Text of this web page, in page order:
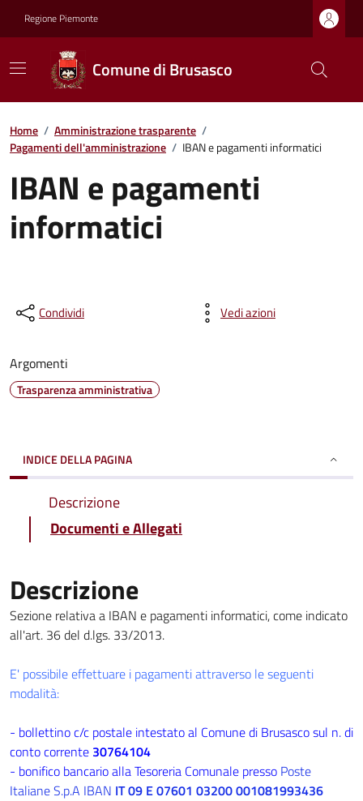
Regione Piemonte
Comune di Brusasco
Home / Amministrazione trasparente /
Pagamenti dell'amministrazione / IBAN e pagamenti informatici
IBAN e pagamenti
informatici
Condividi Vedi azioni
Argomenti
Trasparenza amministrativa
INDICE DELLA PAGINA
Descrizione
Documenti e Allegati
Descrizione
Sezione relativa a IBAN e pagamenti informatici, come indicato
all'art. 36 del d.lgs. 33/2013.
E' possibile effettuare i pagamenti attraverso le seguenti
modalità:
- bollettino c/c postale intestato al Comune di Brusasco sul n. di
conto corrente 30764104
- bonifico bancario alla Tesoreria Comunale presso Poste
Italiane S.p.A IBAN IT 09 E 07601 03200 001081993436